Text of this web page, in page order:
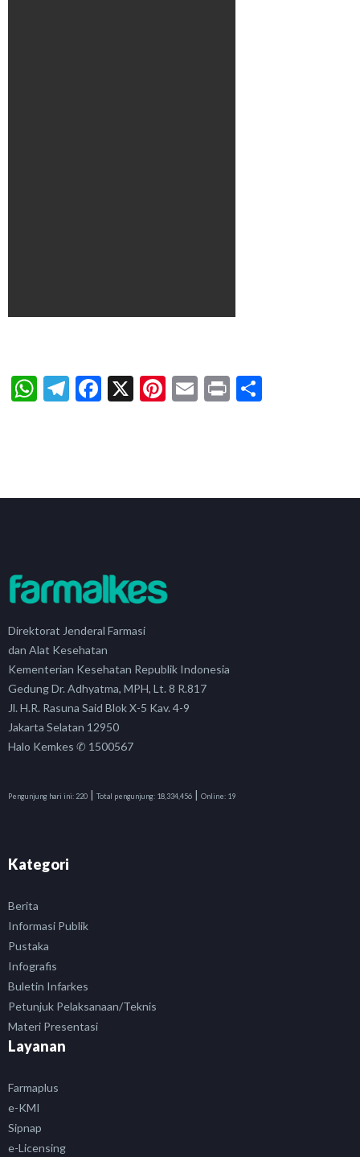
WhatsApp
Telegram
Facebook
X Pinterest
Email
Print
Direktorat Jenderal Farmasi
dan Alat Kesehatan
Kementerian Kesehatan Republik Indonesia
Gedung Dr. Adhyatma, MPH, Lt. 8 R.817
Jl. H.R. Rasuna Said Blok X-5 Kav. 4-9
Jakarta Selatan 12950
Halo Kemkes ✆ 1500567
Pengunjung hari ini:220 | Total pengunjung: 18,334,456 | Online: 19
Kategori
Berita
Informasi Publik
Pustaka
Infografis
Buletin Infarkes
Petunjuk Pelaksanaan/Teknis
Materi Presentasi
Layanan
Farmaplus
e-KMI
Sipnap
e-Licensing